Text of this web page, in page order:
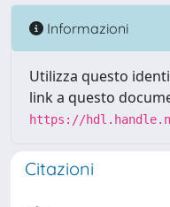
Informazioni
Utilizza questo
link a questo
https://
Citazioni